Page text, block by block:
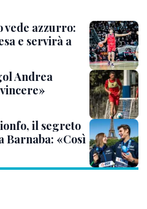
azzurro:
e servirà a
Andrea
il segreto
Barnaba: «Così